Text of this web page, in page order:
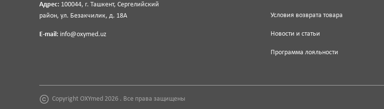
Адрес: 100044, г. Ташкент, Сергелийский
район, ул. Безакчилик, д. 18А
E-mail: info@oxymed.uz
Условия возврата товара
Новости и статьи
Программа лояльности
Copyright OXYmed 2026 . Все права защищены